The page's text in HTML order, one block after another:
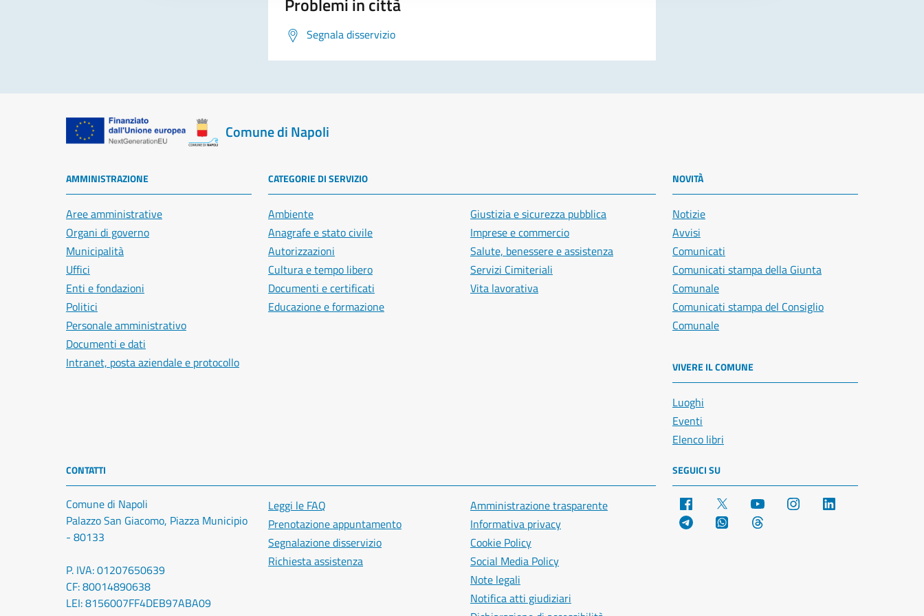
Segnala disservizio
Comune di Napoli
AMMINISTRAZIONE
Aree amministrative
Organi di governo
Municipalità
Uffici
Enti e fondazioni
Politici
Personale amministrativo
Documenti e dati
Intranet, posta aziendale e protocollo
CATEGORIE DI SERVIZIO
Ambiente
Anagrafe e stato civile
Autorizzazioni
Cultura e tempo libero
Documenti e certificati
Educazione e formazione
Giustizia e sicurezza pubblica
Imprese e commercio
Salute, benessere e assistenza
Servizi Cimiteriali
Vita lavorativa
NOVITÀ
Notizie
Avvisi
Comunicati
Comunicati stampa della Giunta
Comunale
Comunicati stampa del Consiglio
Comunale
VIVERE IL COMUNE
Luoghi
Eventi
Elenco libri
CONTATTI
Comune di Napoli
Palazzo San Giacomo, Piazza Municipio
- 80133
P. IVA: 01207650639
CF: 80014890638
LEI: 8156007FF4DEB97ABA09
Leggi le FAQ
Prenotazione appuntamento
Segnalazione disservizio
Richiesta assistenza
Amministrazione trasparente
Informativa privacy
Cookie Policy
Social Media Policy
Note legali
Notifica atti giudiziari
SEGUICI SU
Facebook YouTube Instagram
Telegram WhatsApp